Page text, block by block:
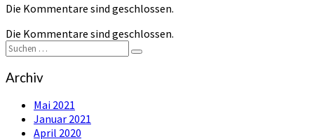
Die Kommentare sind geschlossen.
Die Kommentare sind geschlossen.
Suchen
nach:
Suchen
Archiv
Mai 2021
Januar 2021
April 2020